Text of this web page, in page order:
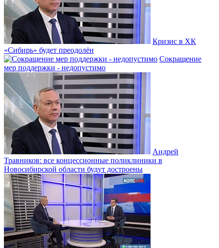
Кризис в ХК
«Сибирь» будет преодолён
Сокращение
мер поддержки - недопустимо
Андрей
Травников: все концессионные поликлиники в
Новосибирской области будут достроены